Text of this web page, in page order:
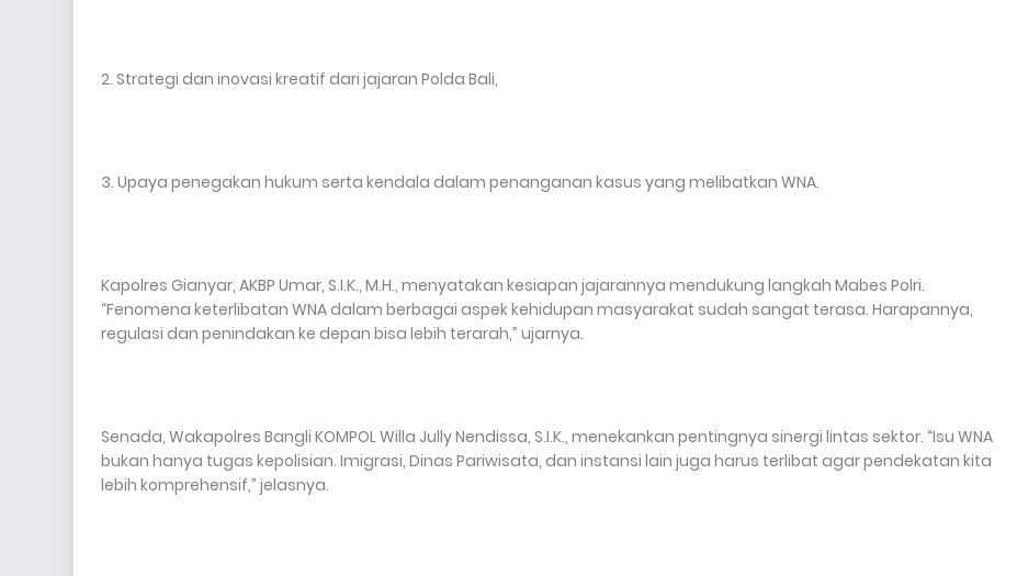
2. Strategi dan inovasi kreatif dari jajaran Polda Bali,
3. Upaya penegakan hukum serta kendala dalam penanganan kasus yang melibatkan WNA.
Kapolres Gianyar, AKBP Umar, S.I.K., M.H., menyatakan kesiapan jajarannya mendukung langkah Mabes Polri.
“Fenomena keterlibatan WNA dalam berbagai aspek kehidupan masyarakat sudah sangat terasa. Harapannya,
regulasi dan penindakan ke depan bisa lebih terarah,” ujarnya.
Senada, Wakapolres Bangli KOMPOL Willa Jully Nendissa, S.I.K., menekankan pentingnya sinergi lintas sektor. “Isu WNA
bukan hanya tugas kepolisian. Imigrasi, Dinas Pariwisata, dan instansi lain juga harus terlibat agar pendekatan kita
lebih komprehensif,” jelasnya.